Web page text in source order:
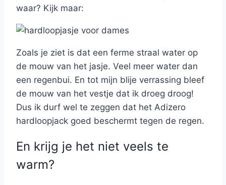
waar? Kijk maar:
Zoals je ziet is dat een ferme straal water op
de mouw van het jasje. Veel meer water dan
een regenbui. En tot mijn blije verrassing bleef
de mouw van het vestje dat ik droeg droog!
Dus ik durf wel te zeggen dat het Adizero
hardloopjack goed beschermt tegen de regen.
En krijg je het niet veels te
warm?